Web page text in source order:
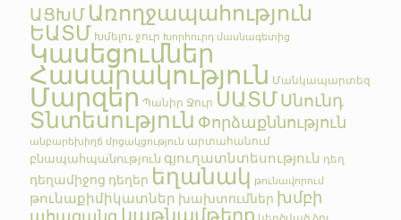
ԱՑԽՄ Առողջապահություն
ԵԱՏՄ Խմելու ջուր Խորհուրդ մասնագետից
Կասեցումներ
Հասարակություն Մանկապարտեզ
Մարզեր Պանիր Ջուր ՍԱՏՄՍնունդ
Տնտեսություն Փորձաքննություն
անբարեխիղճ մրցակցություն արտահանում
բնապահպանություն գյուղատնտեսություն դեղ
դեղամիջոց դեղեր եղանակ թունավորում
թունաքիմիկատներ խախտումներ խմբի